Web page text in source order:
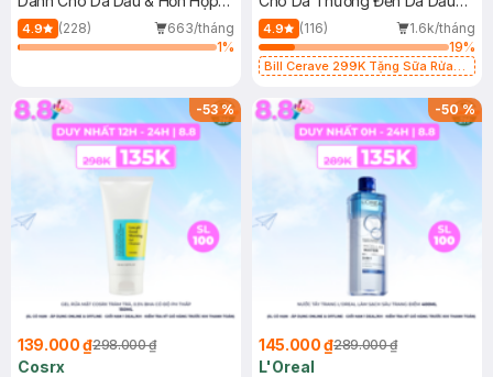
500ml
4.9 (228)
663/tháng
1%
473ml
4.9 (116)
1.6k/tháng
19%
Bill Cerave 299K Tặng Sữa Rửa
-53%
139.000 ₫298.000 ₫
Cosrx
-50%
145.000 ₫289.000 ₫
L'Oreal